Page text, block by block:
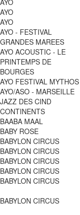
AYO
AYO
AYO
AYO - FESTIVAL
GRANDES MAREES
AYO ACOUSTIC - LE
PRINTEMPS DE
BOURGES
AYO FESTIVAL MYTHOS
AYO/ASO - MARSEILLE
JAZZ DES CIND
CONTINENTS
BAABA MAAL
BABY ROSE
BABYLON CIRCUS
BABYLON CIRCUS
BABYLON CIRCUS
BABYLON CIRCUS
BABYLON CIRCUS
BABYLON CIRCUS